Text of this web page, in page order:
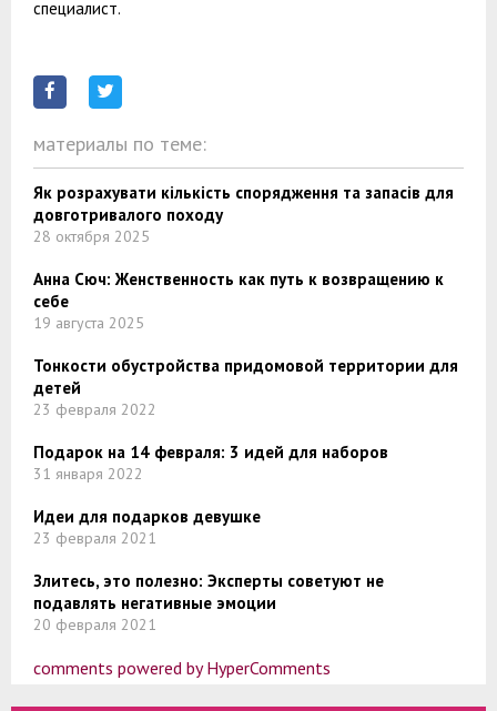
специалист.
материалы по теме:
Як розрахувати кількість спорядження та запасів для
довготривалого походу
28 октября 2025
Анна Сюч: Женственность как путь к возвращению к
себе
19 августа 2025
Тонкости обустройства придомовой территории для
детей
23 февраля 2022
Подарок на 14 февраля: 3 идей для наборов
31 января 2022
Идеи для подарков девушке
23 февраля 2021
Злитесь, это полезно: Эксперты советуют не
подавлять негативные эмоции
20 февраля 2021
comments powered by HyperComments